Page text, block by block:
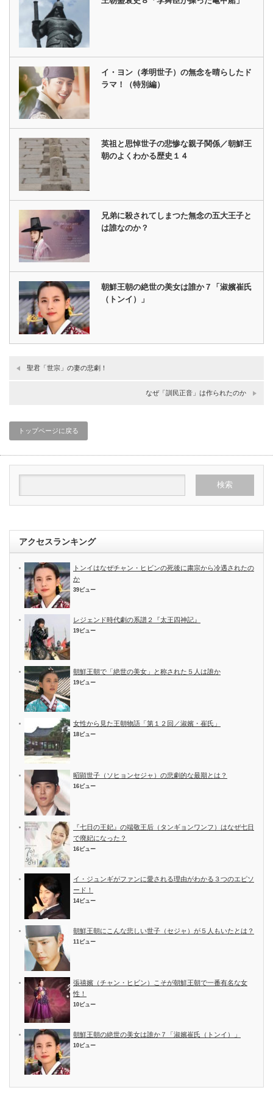
イ・ヨン（孝明世子）の無念を晴らしたド
ラマ！（特別編）
英祖と思悼世子の悲惨な親子関係／朝鮮王
朝のよくわかる歴史１４
兄弟に殺されてしまつた無念の五大王子と
は誰なのか？
朝鮮王朝の絶世の美女は誰か７「淑嬪崔氏
（トンイ）」
聖君「世宗」の妻の悲劇！
なぜ「訓民正音」は作られたのか
トップページに戻る
アクセスランキング
トンイはなぜチャン・ヒビンの死後に粛宗から冷遇されたの
か
39ビュー
レジェンド時代劇の系譜２『太王四神記』
19ビュー
朝鮮王朝で「絶世の美女」と称された５人は誰か
19ビュー
女性から見た王朝物語「第１２回／淑嬪・崔氏」
18ビュー
昭顕世子（ソヒョンセジャ）の悲劇的な最期とは？
16ビュー
『七日の王妃』の端敬王后（タンギョンワンフ）はなぜ七日
で廃妃になった？
16ビュー
イ・ジュンギがファンに愛される理由がわかる３つのエピソ
ード！
14ビュー
朝鮮王朝にこんな悲しい世子（セジャ）が５人もいたとは？
11ビュー
張禧嬪（チャン・ヒビン）こそが朝鮮王朝で一番有名な女
性！
10ビュー
朝鮮王朝の絶世の美女は誰か７「淑嬪崔氏（トンイ）」
10ビュー